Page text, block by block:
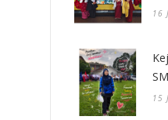
16
15